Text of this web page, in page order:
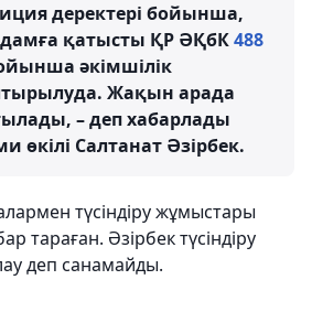
деректері бойынша,
қатысты ҚР ӘҚбК488
әкімшілік
Жақын арада
– деп хабарлады
өкілі Салтанат Әзірбек.
түсіндіру жұмыстары
тараған. Әзірбек түсіндіру
деп санамайды.